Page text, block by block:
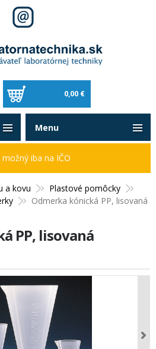
0,00 €
a kovu
Plastové pomôcky
Odmerka kónická PP, lisovaná
PP, lisovaná
možný iba na IČO
Menu